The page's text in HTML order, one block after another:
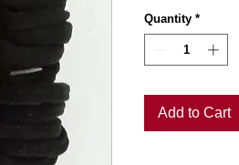
Quantity *
Add to Cart